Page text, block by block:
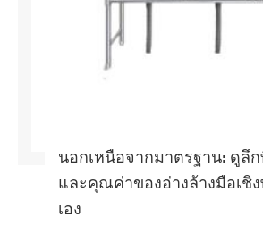
นอกเหนือจากมาตรฐาน: ดูลึ
และคุณค่าของอ่างล้างมือเชิ
เอง